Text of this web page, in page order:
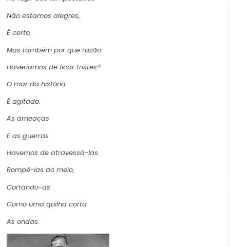
Não estamos alegres,
É certo,
Mas também por que razão
Haveríamos de ficar tristes?
O mar da história
É agitado.
As ameaças
E as guerras
Havemos de atravessá-las.
Rompê-las ao meio,
Cortando-as
Como uma quilha corta
As ondas.